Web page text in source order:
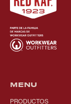
MENU
PRODUCTOS